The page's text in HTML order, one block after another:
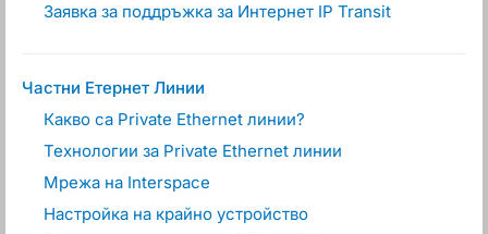
Заявка за поддръжка за Интернет IP Transit
Частни Етернет Линии
Какво са Private Ethernet линии?
Технологии за Private Ethernet линии
Мрежа на Interspace
Настройка на крайно устройство